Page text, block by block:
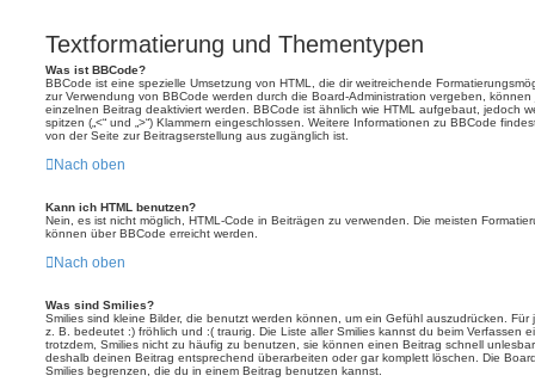
Textformatierung und Thementypen
Was ist BBCode?
BBCode ist eine spezielle Umsetzung von HTML, die dir weitreichende
zur Verwendung von BBCode werden durch die Board-Administration vergeben,
einzelnen Beitrag deaktiviert werden. BBCode ist ähnlich wie HTML aufgebaut, jedoch
spitzen („<“ und „>“) Klammern eingeschlossen. Weitere Informationen zu BBCode
von der Seite zur Beitragserstellung aus zugänglich ist.
Nach oben
Kann ich HTML benutzen?
Nein, es ist nicht möglich, HTML-Code in Beiträgen zu verwenden. Die meisten
können über BBCode erreicht werden.
Nach oben
Was sind Smilies?
Smilies sind kleine Bilder, die benutzt werden können, um ein Gefühl auszudrücken.
z. B. bedeutet :) fröhlich und :( traurig. Die Liste aller Smilies kannst du beim Verfassen
trotzdem, Smilies nicht zu häufig zu benutzen, sie können einen Beitrag schnell
deshalb deinen Beitrag entsprechend überarbeiten oder gar komplett löschen. Die
Smilies begrenzen, die du in einem Beitrag benutzen kannst.